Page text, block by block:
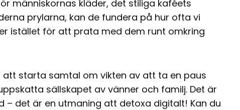
människornas kläder, det stiliga kaféets
prylarna, kan de fundera på hur ofta vi
istället för att prata med dem runt omkring
att starta samtal om vikten av att ta en paus
sällskapet av vänner och familj. Det är
– det är en utmaning att detoxa digitalt! Kan du